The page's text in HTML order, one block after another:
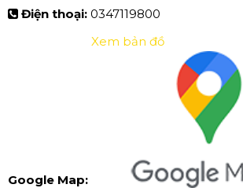
Điện thoại: 0347119800
Google Map:
Xem bản đồ